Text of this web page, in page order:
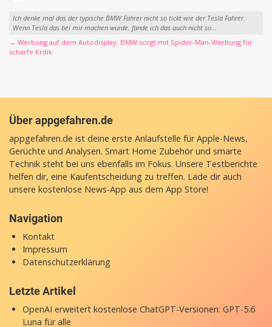
Ich denke mal das der typische BMW Fahrer nicht so tickt wie der Tesla Fahrer.
Wenn Tesla das bei mir machen würde, fände ich das auch nicht so...
→ Werbung auf dem Autodisplay: BMW sorgt mit Spider-Man-Werbung für
scharfe Kritik
Über appgefahren.de
appgefahren.de ist deine erste Anlaufstelle für Apple-News,
Gerüchte und Analysen. Smart Home Zubehör und smarte
Technik steht bei uns ebenfalls im Fokus. Unsere Testberichte
helfen dir, eine Kaufentscheidung zu treffen. Lade dir auch
unsere kostenlose News-App aus dem App Store!
Navigation
Kontakt
Impressum
Datenschutzerklärung
Letzte Artikel
OpenAI erweitert kostenlose ChatGPT-Versionen: GPT-5.6
Luna für alle